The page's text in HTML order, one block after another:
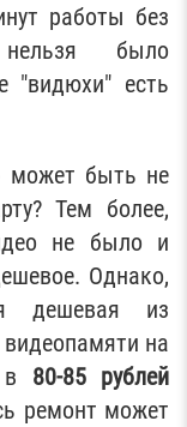
работы без
было
"видюхи" есть
может быть не
Тем более,
не было и
Однако,
дешевая из
видеопамяти на
80-85 рублей
ремонт может